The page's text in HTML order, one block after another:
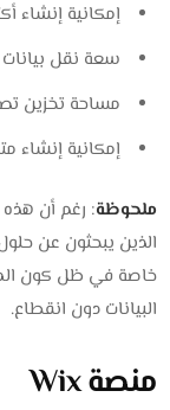
إمكانية إنشاء
سعة نقل بيانات
مساحة تخزين تصل إلى 500
إمكانية إنشاء
ملحوظة: رغم أن هذه
الذين يبحثون عن
خاصة في ظل كون
البيانات دون انقطاع.
منصة Wix